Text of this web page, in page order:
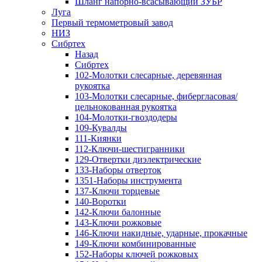
Луга
Первый термометровый завод
НИЗ
Сибртех
Назад
Сибртех
102-Молотки слесарные, деревянная
рукоятка
103-Молотки слесарные, фибергласовая/
цельнокованная рукоятка
104-Молотки-гвоздодеры
109-Кувалды
111-Киянки
112-Ключи-шестигранники
129-Отвертки диэлектрические
133-Наборы отверток
1351-Наборы инструмента
137-Ключи торцевые
140-Воротки
142-Ключи балонные
143-Ключи рожковые
146-Ключи накидные, ударные, прокачные
149-Ключи комбинированные
152-Наборы ключей рожковых